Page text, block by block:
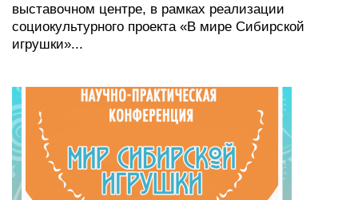
выставочном центре, в рамках реализации
социокультурного проекта «В мире Сибирской
игрушки»...